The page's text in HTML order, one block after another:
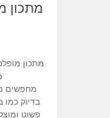
מתכון
מתכון
מחפשים
בדיוק
פשוט